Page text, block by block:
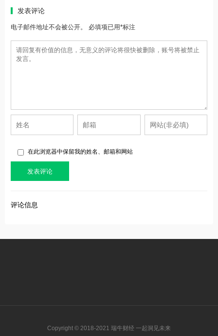
发表评论
电子邮件地址不会被公开。 必填项已用*标注
在此浏览器中保留我的姓名、邮箱和网站
评论信息
Copyright © 2018-2021 瑞牛财经 一起洞见未来